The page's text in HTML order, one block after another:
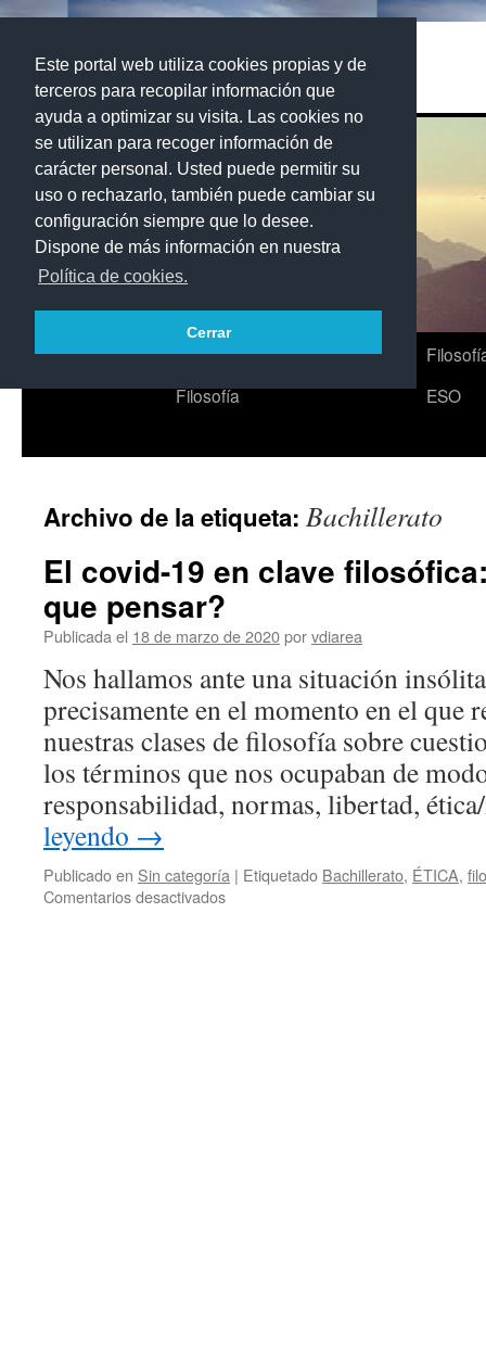
Este portal web utiliza cookies propias y de
terceros para recopilar información que
ayuda a optimizar su visita. Las cookies no
se utilizan para recoger información de
carácter personal. Usted puede permitir su
uso o rechazarlo, también puede cambiar su
configuración siempre que lo desee.
Dispone de más información en nuestra
Política de cookies.
Cerrar
contenido
Filo7Palmas
Inicio Filosofia Historia de la
Filosofía
Psicología
ESO
Archivo de la etiqueta: Bachillerato
El covid-19 en clave
que pensar?
Publicada el 18 de marzo de 2020porvdiarea
Nos hallamos ante una situación
precisamente en el momento en el que
nuestras clases de filosofía sobre
los términos que nos ocupaban de
responsabilidad, normas, libertad,
leyendo →
Publicado en Sin categoría | Etiquetado Bachillerato, ÉTICA,
Comentarios desactivadosen